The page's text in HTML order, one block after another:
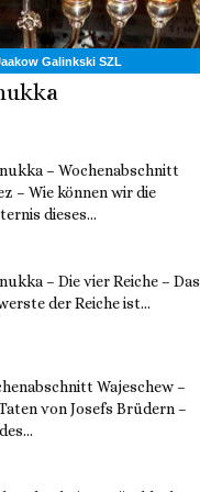
Galinkski SZL
– Wochenabschnitt
– Wie können wir die
dieses...
– Die vier Reiche – Das
der Reiche ist...
Wajeschew –
von Josefs Brüdern –